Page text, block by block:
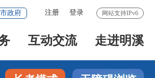
网站支持IPv6
注册 登录
市政府
互动交流 走进明溪